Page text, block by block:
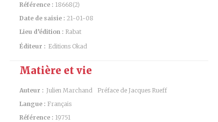
Référence : 18668(2)
Date de saisie : 21-01-08
Lieu d’édition : Rabat
Éditeur : Editions Okad
Matière et vie
Auteur : Julien Marchand
Préface de Jacques Rueff
Langue : Français
Référence : 19751